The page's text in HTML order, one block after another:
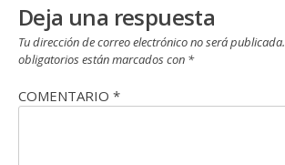
Deja una respuesta
Tu dirección de correo electrónico no será publicada.
obligatorios están marcados con *
COMENTARIO *